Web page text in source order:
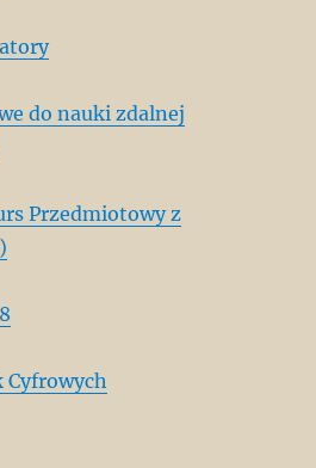
do nauki zdalnej
Przedmiotowy z
Cyfrowych